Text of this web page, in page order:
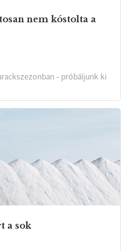
nem kóstolta a
- próbáljunk ki
a sok